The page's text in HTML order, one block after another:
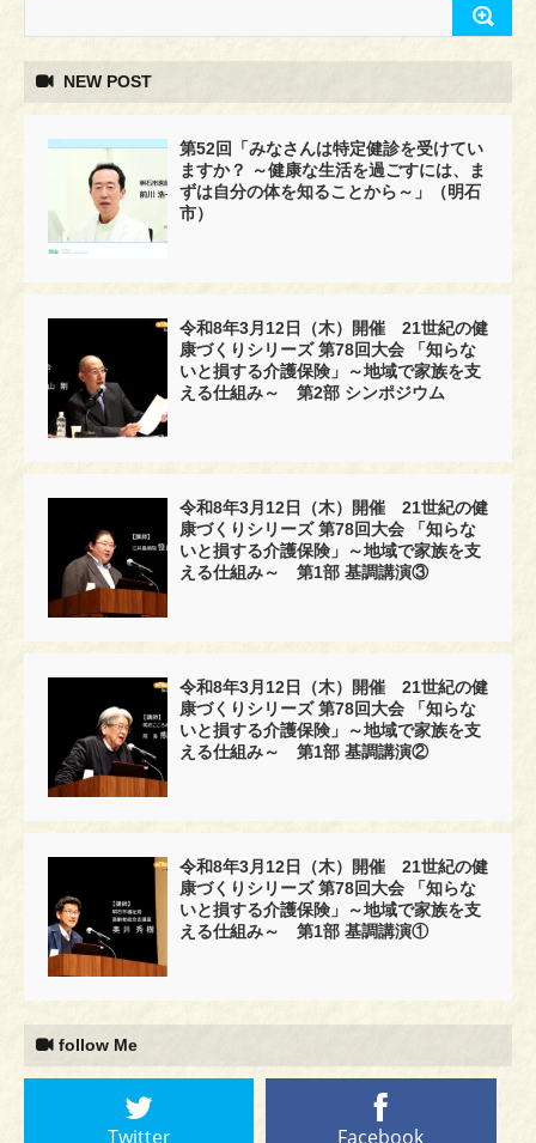
NEW POST
第52回「みなさんは特定健診を受けてい
ますか？ ～健康な生活を過ごすには、ま
ずは自分の体を知ることから～」（明石
市）
令和8年3月12日（木）開催 21世紀の健
康づくりシリーズ 第78回大会 「知らな
いと損する介護保険」～地域で家族を支
える仕組み～ 第2部 シンポジウム
令和8年3月12日（木）開催 21世紀の健
康づくりシリーズ 第78回大会 「知らな
いと損する介護保険」～地域で家族を支
える仕組み～ 第1部 基調講演③
令和8年3月12日（木）開催 21世紀の健
康づくりシリーズ 第78回大会 「知らな
いと損する介護保険」～地域で家族を支
える仕組み～ 第1部 基調講演②
令和8年3月12日（木）開催 21世紀の健
康づくりシリーズ 第78回大会 「知らな
いと損する介護保険」～地域で家族を支
える仕組み～ 第1部 基調講演①
follow Me
Twitter Facebook